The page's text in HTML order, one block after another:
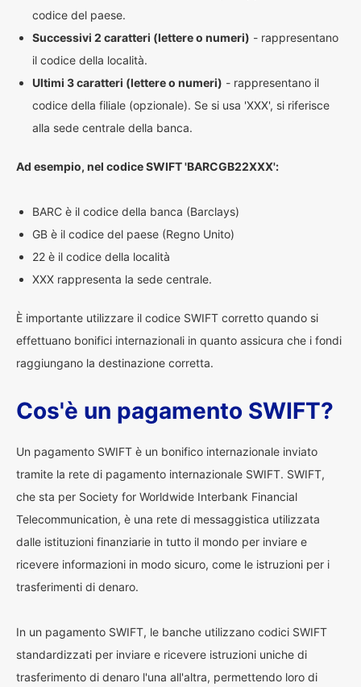
codice del paese.
Successivi 2 caratteri (lettere o numeri) - rappresentano
il codice della località.
Ultimi 3 caratteri (lettere o numeri) - rappresentano il
codice della filiale (opzionale). Se si usa 'XXX', si riferisce
alla sede centrale della banca.
Ad esempio, nel codice SWIFT 'BARCGB22XXX':
BARC è il codice della banca (Barclays)
GB è il codice del paese (Regno Unito)
22 è il codice della località
XXX rappresenta la sede centrale.
È importante utilizzare il codice SWIFT corretto quando si
effettuano bonifici internazionali in quanto assicura che i fondi
raggiungano la destinazione corretta.
Cos'è un pagamento SWIFT?
Un pagamento SWIFT è un bonifico internazionale inviato
tramite la rete di pagamento internazionale SWIFT. SWIFT,
che sta per Society for Worldwide Interbank Financial
Telecommunication, è una rete di messaggistica utilizzata
dalle istituzioni finanziarie in tutto il mondo per inviare e
ricevere informazioni in modo sicuro, come le istruzioni per i
trasferimenti di denaro.
In un pagamento SWIFT, le banche utilizzano codici SWIFT
standardizzati per inviare e ricevere istruzioni uniche di
trasferimento di denaro l'una all'altra, permettendo loro di